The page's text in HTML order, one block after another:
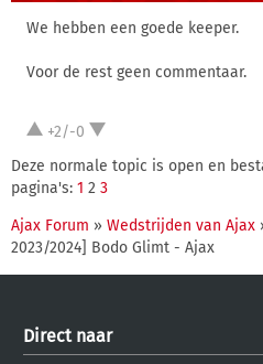
We hebben een goede keeper.
Voor de rest geen commentaar.
+2/-0
Deze normale topic is open en
pagina's: 1 2 3
Ajax Forum » Wedstrijden van Ajax
2023/2024] Bodo Glimt - Ajax
Direct naar